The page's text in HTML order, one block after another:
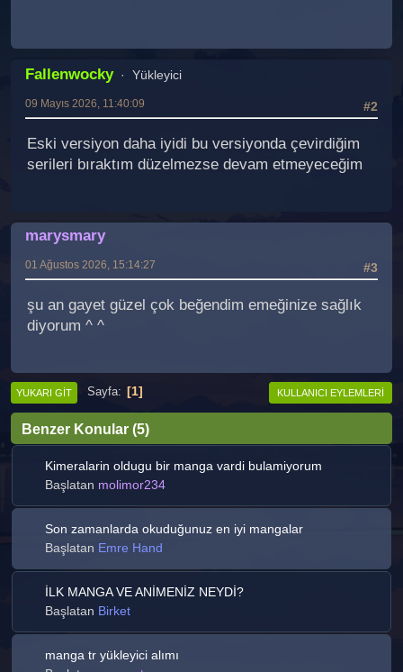
Fallenwocky Yükleyici
#2
09 Mayıs 2026, 11:40:09
Eski versiyon daha iyidi bu versiyonda çevirdiğim
serileri bıraktım düzelmezse devam etmeyeceğim
marysmary
#3
01 Ağustos 2026, 15:14:27
şu an gayet güzel çok beğendim emeğinize sağlık
diyorum ^ ^
YUKARI GIT Sayfa 1 KULLANICI EYLEMLERI
Benzer Konular (5)
Kimeralarin oldugu bir manga vardi bulamiyorum
Başlatan molimor234
Son zamanlarda okuduğunuz en iyi mangalar
Başlatan Emre Hand
İLK MANGA VE ANİMENİZ NEYDİ?
Başlatan Birket
manga tr yükleyici alımı